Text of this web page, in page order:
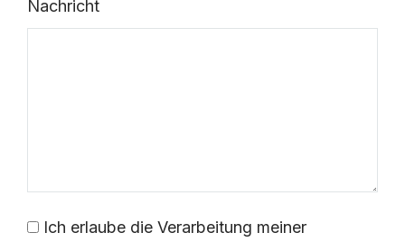
Nachricht
Ich erlaube die Verarbeitung meiner